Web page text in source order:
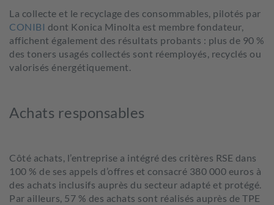
La collecte et le recyclage des consommables, pilotés par
CONIBI dont Konica Minolta est membre fondateur,
affichent également des résultats probants : plus de 90 %
des toners usagés collectés sont réemployés, recyclés ou
valorisés énergétiquement.
Achats responsables
Côté achats, l’entreprise a intégré des critères RSE dans
100 % de ses appels d’offres et consacré 380 000 euros à
des achats inclusifs auprès du secteur adapté et protégé.
Par ailleurs, 57 % des achats sont réalisés auprès de TPE